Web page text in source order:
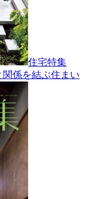
住宅特集
係を結ぶ住まい